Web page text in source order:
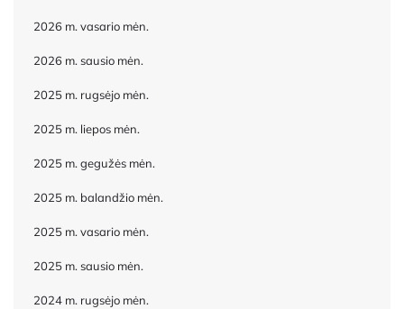
2026 m. vasario mėn.
2026 m. sausio mėn.
2025 m. rugsėjo mėn.
2025 m. liepos mėn.
2025 m. gegužės mėn.
2025 m. balandžio mėn.
2025 m. vasario mėn.
2025 m. sausio mėn.
2024 m. rugsėjo mėn.